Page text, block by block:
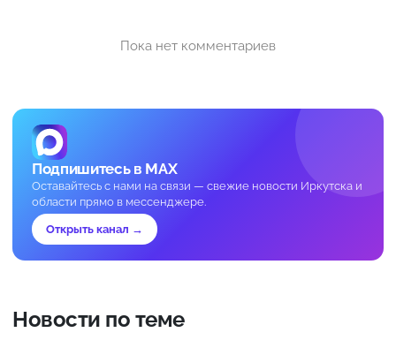
Пока нет комментариев
Подпишитесь в MAX
Оставайтесь с нами на связи — свежие новости Иркутска и
области прямо в мессенджере.
Открыть канал →
Новости по теме